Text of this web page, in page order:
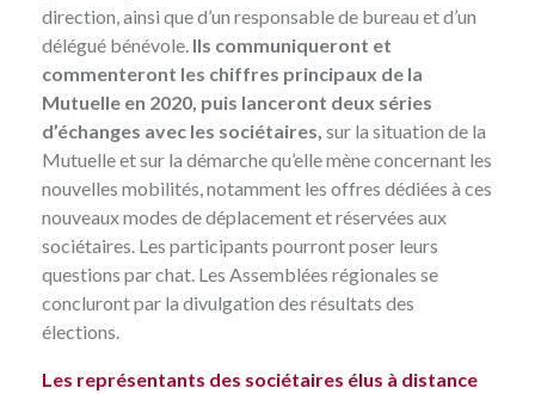
direction, ainsi que d’un responsable de bureau et d’un
délégué bénévole. Ils communiqueront et
commenteront les chiffres principaux de la
Mutuelle en 2020, puis lanceront deux séries
d’échanges avec les sociétaires, sur la situation de la
Mutuelle et sur la démarche qu’elle mène concernant les
nouvelles mobilités, notamment les offres dédiées à ces
nouveaux modes de déplacement et réservées aux
sociétaires. Les participants pourront poser leurs
questions par chat. Les Assemblées régionales se
concluront par la divulgation des résultats des
élections.
Les représentants des sociétaires élus à distance